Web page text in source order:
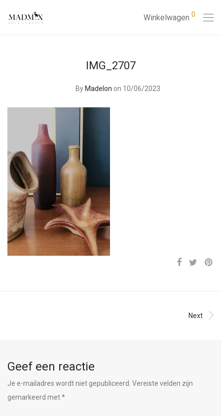
Winkelwagen 0
IMG_2707
By Madelon on 10/06/2023
Next
Geef een reactie
Je e-mailadres wordt niet gepubliceerd. Vereiste velden zijn
gemarkeerd met*